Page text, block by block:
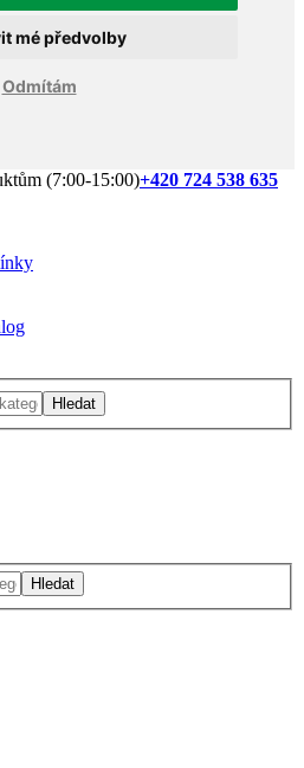
Odmítám
mé předvolby
(7:00-15:00)+420 724 538 635
Hledat
Hledat